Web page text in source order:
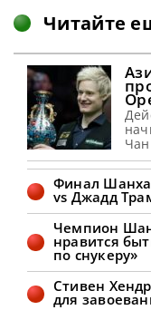
Читайте
Финал
vs Джадд
Чемпион
нравится
по снукеру»
Стивен
для